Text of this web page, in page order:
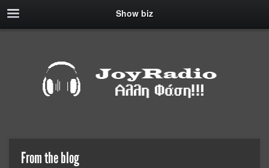
Show biz
From the blog